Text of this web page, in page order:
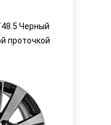
Черный
проточкой